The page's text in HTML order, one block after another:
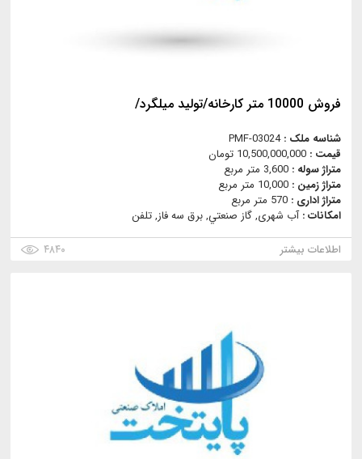
فروش 10000 متر کارخانه/تولید میلگرد/
شناسه ملک :PMF-03024
قیمت : 10,500,000,000 تومان
متراژ سوله : 3,600 متر مربع
متراژ زمین : 10,000 متر مربع
متراژ اداری : 570 متر مربع
امکانات :آب شهری, گاز صنعتي, برق سه فاز, تلفن
اطلاعات بیشتر
۴۸۴۰